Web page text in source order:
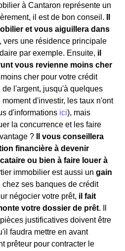
à Cantaron représente un
il est de bon conseil.
et vous aiguillera dans
, vers une résidence principale
par exemple. Ensuite, il
vous revienne moins cher
cher pour votre crédit
l'argent, jusqu'à quelques
d'investir, les taux n'ont
d'informations ici), mais
la concurrence et les faire
?
Il vous conseillera
financière à devenir
ou bien à faire louer à
immobilier est aussi un gain
chez ses banques de crédit
négocier votre prêt, il fait
votre dossier de prêt. Il
justificatives doivent être
faudra mettre en avant
prêteur pour contracter le